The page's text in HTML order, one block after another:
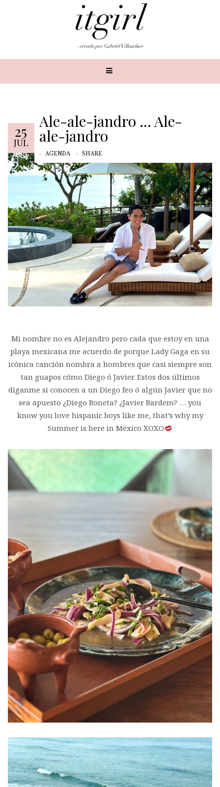
25
JUL
Ale-ale-jandro … Ale-
ale-jandro
AGENDA SHARE
Mi nombre no es Alejandro pero cada que estoy en una
playa mexicana me acuerdo de porque Lady Gaga en su
icónica canción nombra a hombres que casi siempre son
tan guapos cómo Diego ó Javier. Estos dos últimos
díganme si conocen a un Diego feo ó algún Javier que no
sea apuesto ¿Diego Boneta? ¿Javier Bardem? … you
know you love hispanic boys like me, that’s why my
Summer is here in México XOXO